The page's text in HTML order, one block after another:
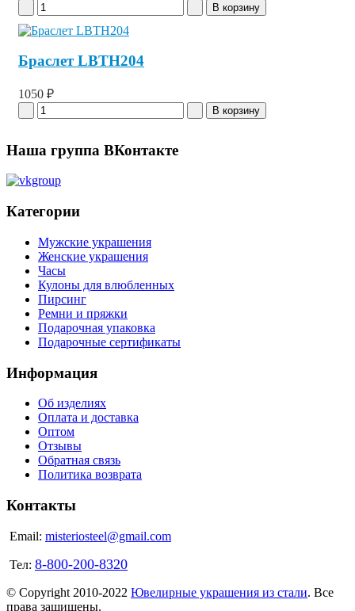
Браслет LBTH204
1050 ₽
Наша группа ВКонтакте
Категории
Мужские украшения
Женские украшения
Часы
Кулоны для влюбленных
Пирсинг
Ремни и пряжки
Подарочная упаковка
Подарочные сертификаты
Информация
Об изделиях
Оплата и доставка
Оптом
Отзывы
Обратная связь
Политика возврата
Контакты
Email: misteriosteel@gmail.com
Тел: 8-800-200-8320
© Copyright 2010-2022 Ювелирные украшения из стали. Все
права защищены.